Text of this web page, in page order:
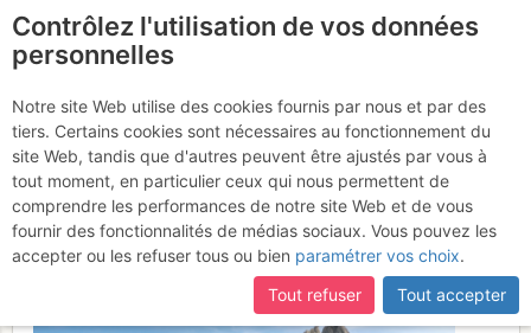
Aiguille du Tour :
Sommet S par l'Arête SW
de la Table de Roc
Samedi 8 juillet
2017
Contrôlez l'utilisation de vos données
personnelles
Notre site Web utilise des cookies fournis par nous et par des
tiers. Certains cookies sont nécessaires au fonctionnement du
site Web, tandis que d'autres peuvent être ajustés par vous à
tout moment, en particulier ceux qui nous permettent de
comprendre les performances de notre site Web et de vous
fournir des fonctionnalités de médias sociaux. Vous pouvez les
accepter ou les refuser tous ou bien paramétrer vos choix.
Tout refuser
Tout accepter